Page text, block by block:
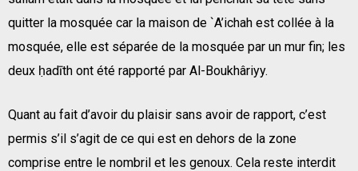
quitter la mosquée car la maison de `A’ichah est collée à la
mosquée, elle est séparée de la mosquée par un mur fin; les
deux ḥadīth ont été rapporté par Al-Boukhâriyy.
Quant au fait d’avoir du plaisir sans avoir de rapport, c’est
permis s’il s’agit de ce qui est en dehors de la zone
comprise entre le nombril et les genoux. Cela reste interdit